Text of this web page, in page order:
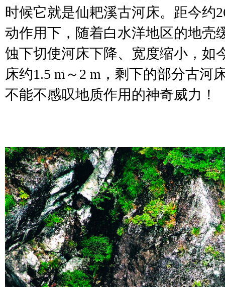
时候它就是仙耙溪古河床。距今约
动作用下，随着白水洋地区的地壳
蚀下切使河床下降、宽度缩小，如
床约1.5 m～2 m，剩下的部分古河
不能不感叹地质作用的神奇威力！